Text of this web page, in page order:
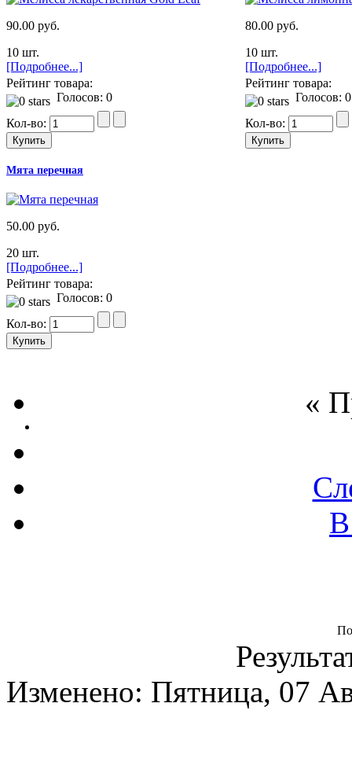
90.00 руб.
10 шт.
[Подробнее...]
Рейтинг товара:
Голосов: 0
Кол-во:
80.00 руб.
10 шт.
[Подробнее...]
Рейтинг товара:
Голосов: 0
Кол-во:
Мята перечная
50.00 руб.
20 шт.
[Подробнее...]
Рейтинг товара:
Голосов: 0
Кол-во:
«
Изменено: Пятница, 07